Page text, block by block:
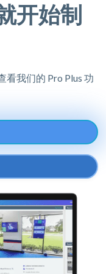
开始制
看我们的 Pro Plus 功